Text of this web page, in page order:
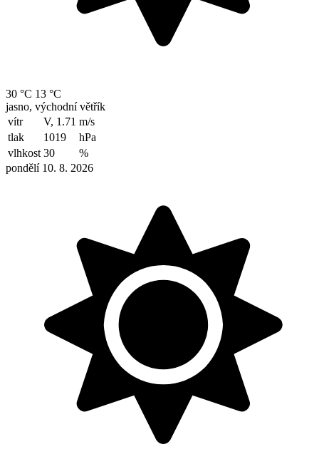
30 °C 13 °C
jasno, východní větřík
vítr
V, 1.71 m/s
tlak
1019
hPa
vlhkost 30
%
pondělí 10. 8. 2026